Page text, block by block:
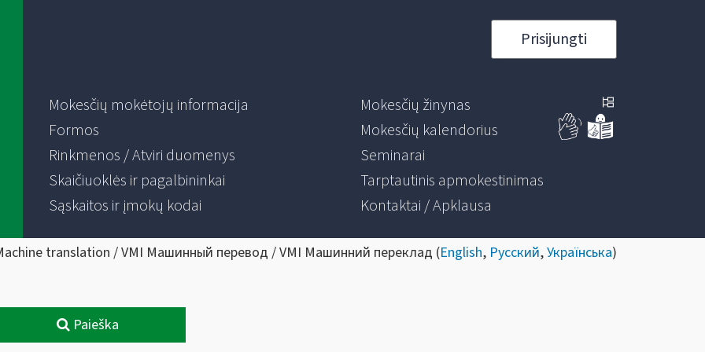
Prisijungti
Mokesčių mokėtojų informacija
Formos
Rinkmenos / Atviri duomenys
Skaičiuoklės ir pagalbininkai
Sąskaitos ir įmokų kodai
Mokesčių žinynas
Mokesčių kalendorius
Seminarai
Tarptautinis apmokestinimas
Kontaktai / Apklausa
translation / VMI Машинный перевод / VMI Машинний переклад (English, Русский,Українська)
Paieška